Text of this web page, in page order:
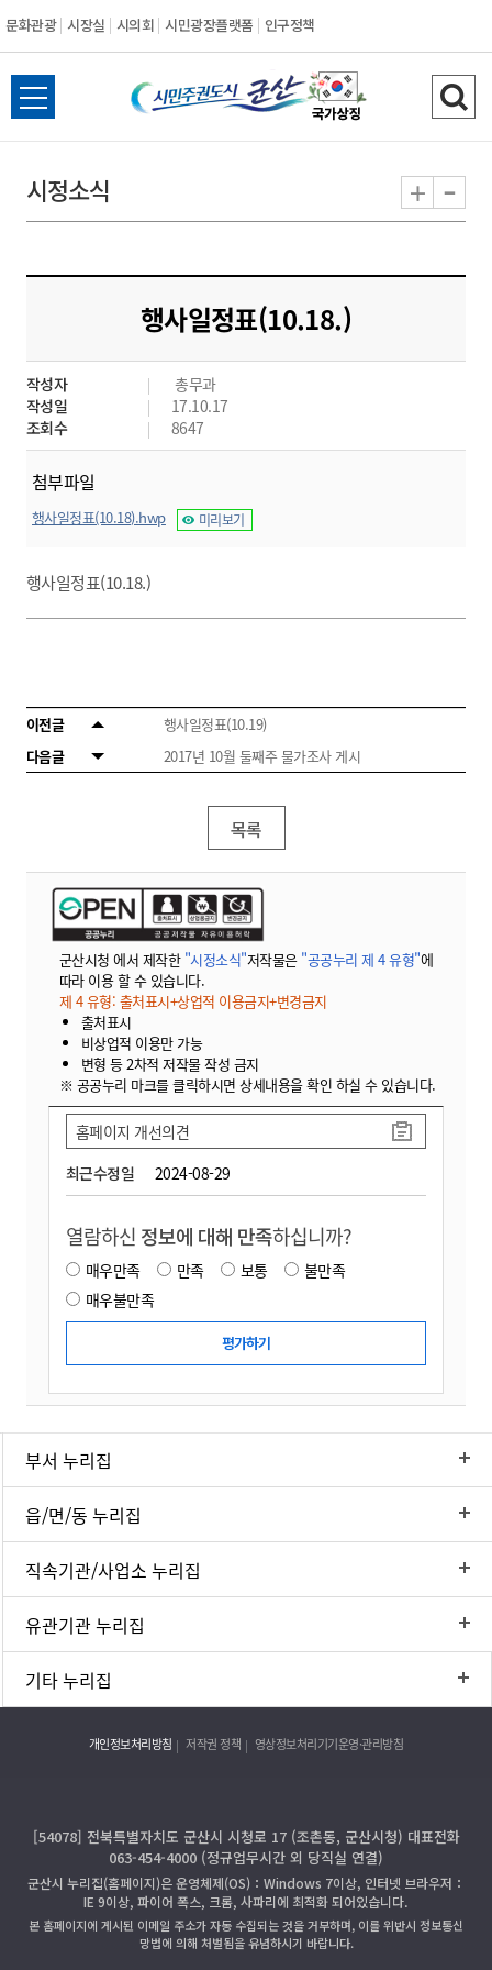
문화관광 시장실 시의회 시민광장플랫폼 인구정책
시
민
도
시
군
산
전
체
뉴
열
검
색
기
시정소식 + -
행사일정표(10.18.)
작성자
총무과
작성일
17.10.17
조회수
8647
첨부파일
행사일정표(10.18).hwp 미리보기
행사일정표(10.18.)
이전글
행사일정표(10.19)
다음글
2017년 10월 둘째주 물가조사 게시
목록
군산시청 에서 제작한 "시정소식"저작물은 "공공누리 제 4 유형"에
따라 이용 할 수 있습니다.
제 4 유형: 출처표시+상업적 이용금지+변경금지
출처표시
비상업적 이용만 가능
변형 등 2차적 저작물 작성 금지
※ 공공누리 마크를 클릭하시면 상세내용을 확인 하실 수 있습니다.
최근수정일 2024-08-29
홈페이지 개선의견
열람하신 정보에 대해 만족하십니까?
매우만족 만족 보통
불만족
매우불만족
부서 누리집
읍/면/동 누리집
직속기관/사업소 누리집
유관기관 누리집
기타 누리집
개인정보처리방침 저작권 정책 영상정보처리기기운영·관리방침
[54078] 전북특별자치도 군산시 시청로 17 (조촌동, 군산시청) 대표전화
063-454-4000 (정규업무시간 외 당직실 연결)
군산시 누리집(홈페이지)은 운영체제(OS)：Windows 7이상, 인터넷 브라우저：
IE 9이상, 파이어 폭스, 크롬, 사파리에 최적화 되어있습니다.
본 홈페이지에 게시된 이메일 주소가 자동 수집되는 것을 거부하며, 이를 위반시 정보통신
망법에 의해 처벌됨을 유념하시기 바랍니다.